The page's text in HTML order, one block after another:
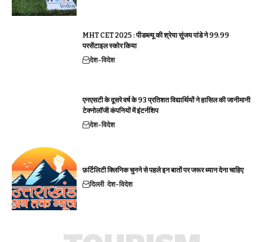
MHT CET 2025 : पीडब्ल्यू की श्रेया सुंजय पांडे ने 99.99
परसेंटाइल स्कोर किया
देश-विदेश
एनएसटी के दूसरे वर्ष के 93 प्रतिशत विद्यार्थियों ने हासिल की जानीमानी
टेक्नोलॉजी कंपनियों में इंटर्नशिप
देश-विदेश
फ़र्टिलिटी क्लिनिक चुनने से पहले इन बातों पर जरूर ध्यान देना चाहिए
दिल्ली देश-विदेश